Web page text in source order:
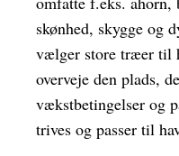
skønhed, skygge og
vælger store træer til
overveje den plads,
vækstbetingelser og
trives og passer til